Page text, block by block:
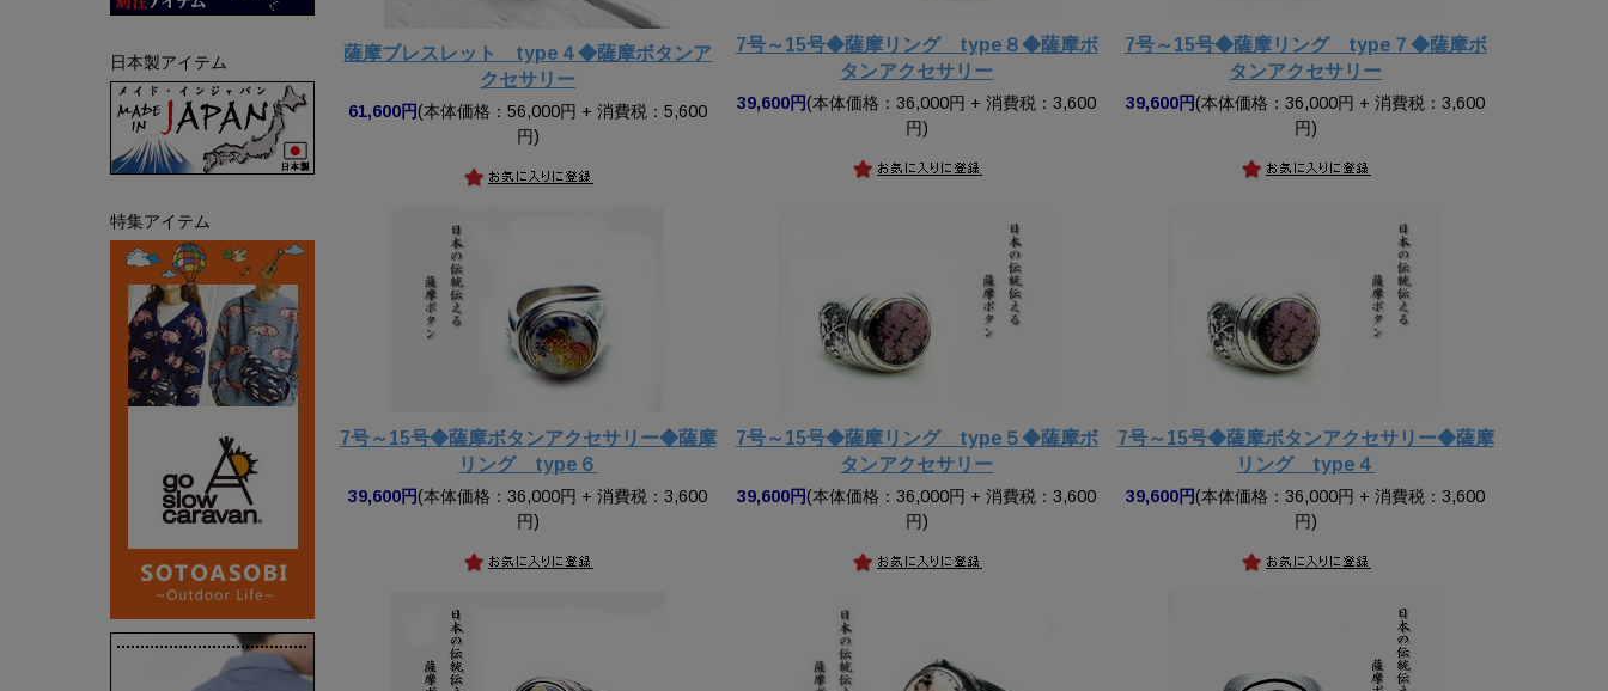
日本製アイテム
特集アイテム
薩摩ブレスレット type４◆薩摩ボタンア
クセサリー
61,600円(本体価格：56,000円 + 消費税：5,600
円)
7号～15号◆薩摩リング type８◆薩摩ボ
タンアクセサリー
39,600円(本体価格：36,000円 + 消費税：3,600
円)
7号～15号◆薩摩リング type７◆薩摩ボ
タンアクセサリー
39,600円(本体価格：36,000円 + 消費税：3,600
円)
7号～15号◆薩摩ボタンアクセサリー◆薩摩
リング type６
39,600円(本体価格：36,000円 + 消費税：3,600
円)
7号～15号◆薩摩リング type５◆薩摩ボ
タンアクセサリー
39,600円(本体価格：36,000円 + 消費税：3,600
円)
7号～15号◆薩摩ボタンアクセサリー◆薩摩
リング type４
39,600円(本体価格：36,000円 + 消費税：3,600
円)